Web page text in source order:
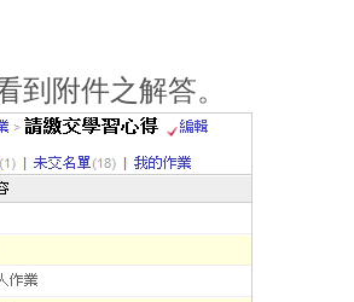
到附件之解答。